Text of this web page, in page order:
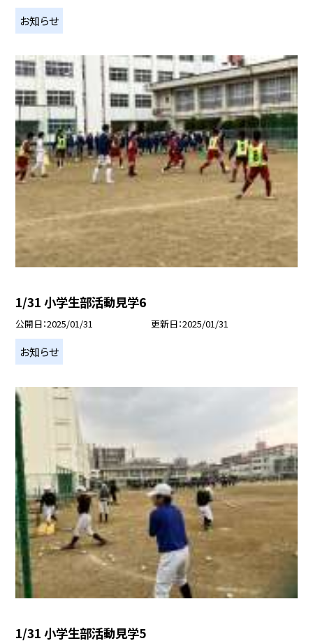
お知らせ
1/31 小学生部活動見学6
公開日 2025/01/31 更新日 2025/01/31
お知らせ
1/31 小学生部活動見学5